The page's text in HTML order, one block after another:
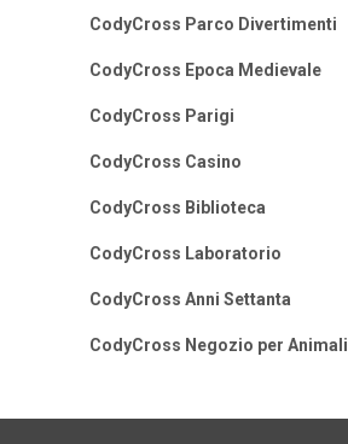
CodyCross Parco Divertimenti
CodyCross Epoca Medievale
CodyCross Parigi
CodyCross Casino
CodyCross Biblioteca
CodyCross Laboratorio
CodyCross Anni Settanta
CodyCross Negozio per Animali